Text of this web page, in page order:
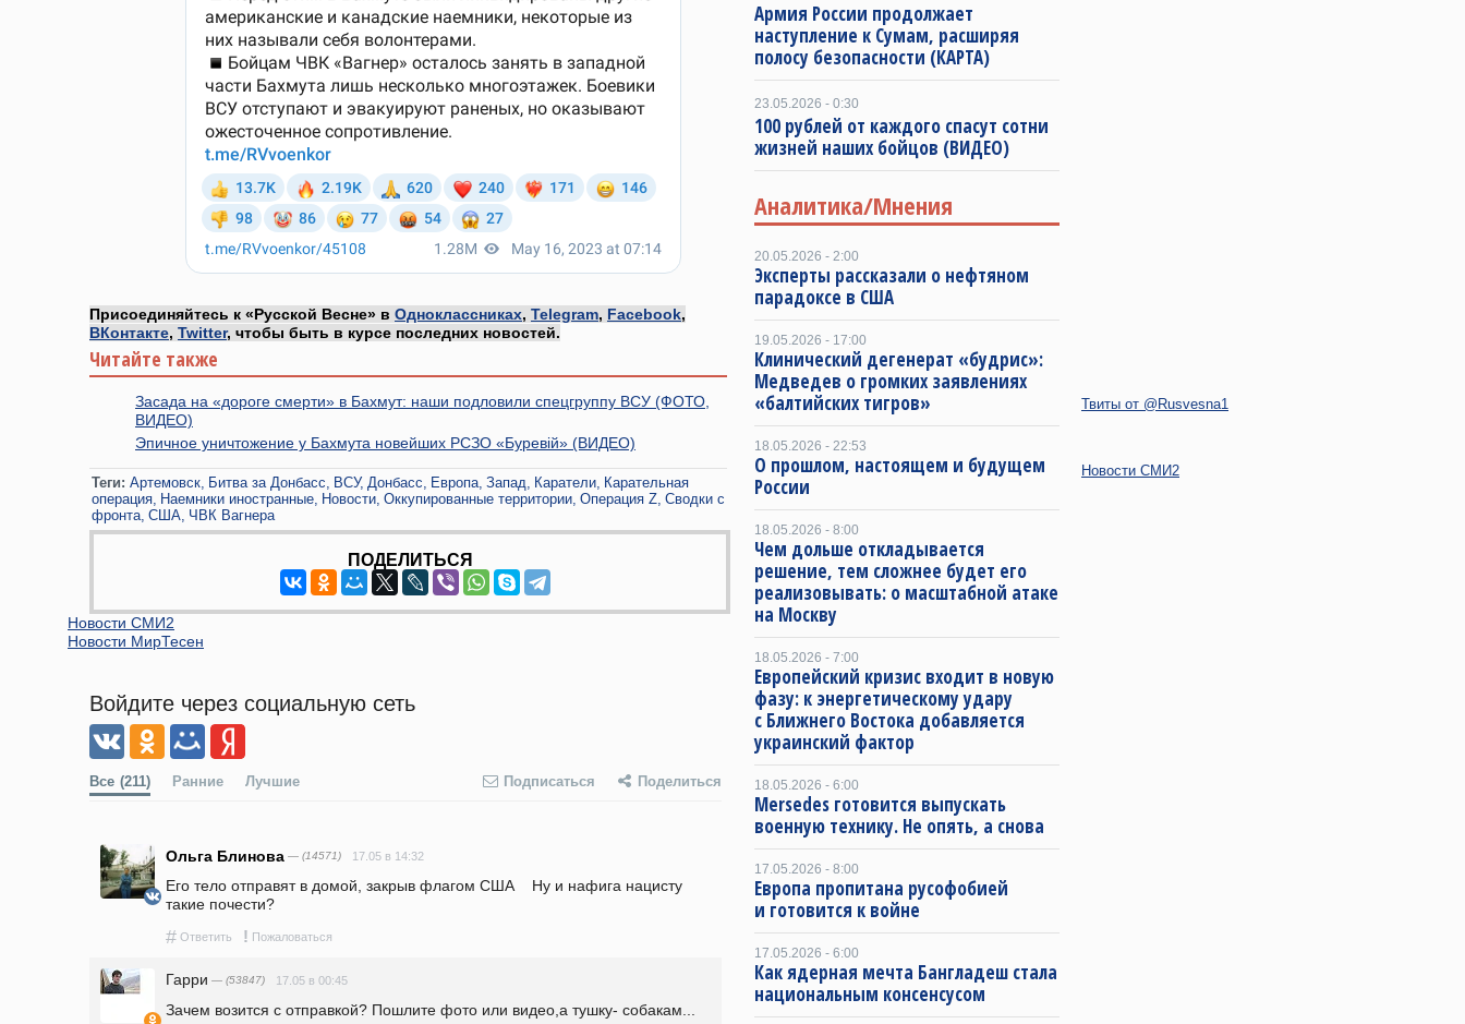
Присоединяйтесь к «Русской Весне» в Одноклассниках, Telegram, Facebook,
ВКонтакте, Twitter, чтобы быть в курсе последних новостей.
Читайте также
Засада на «дороге смерти» в Бахмут: наши подловили спецгруппу ВСУ (ФОТО,
ВИДЕО)
Эпичное уничтожение у Бахмута новейших РСЗО «Буревій» (ВИДЕО)
Теги: Артемовск Битва за Донбасс ВСУ Донбасс Европа Запад Каратели Карательная
операция Наемники иностранные Новости Оккупированные территории Операция Z Сводки с
фронта США ЧВК Вагнера
ПОДЕЛИТЬСЯ
Новости СМИ2
Новости МирТесен
Войдите через социальную сеть
Все (211) Ранние Лучшие Подписаться Поделиться
Ольга Блинова — (14571) 17.05 в 14:32
Его тело отправят в домой, закрыв флагом США    Ну и нафига нацисту
такие почести?
# Ответить ! Пожаловаться
Гарри — (53847) 17.05 в 00:45
Зачем возится с отправкой? Пошлите фото или видео,а тушку- собакам...
Армия России продолжает
наступление к Сумам, расширяя
полосу безопасности (КАРТА)
23.05.2026 - 0:30
100 рублей от каждого спасут сотни
жизней наших бойцов (ВИДЕО)
Аналитика/Мнения
20.05.2026 - 2:00
Эксперты рассказали о нефтяном
парадоксе в США
19.05.2026 - 17:00
Клинический дегенерат «будрис»:
Медведев о громких заявлениях
«балтийских тигров»
18.05.2026 - 22:53
О прошлом, настоящем и будущем
России
18.05.2026 - 8:00
Чем дольше откладывается
решение, тем сложнее будет его
реализовывать: о масштабной атаке
на Москву
18.05.2026 - 7:00
Европейский кризис входит в новую
фазу: к энергетическому удару
с Ближнего Востока добавляется
украинский фактор
18.05.2026 - 6:00
Mersedes готовится выпускать
военную технику. Не опять, а снова
17.05.2026 - 8:00
Европа пропитана русофобией
и готовится к войне
17.05.2026 - 6:00
Как ядерная мечта Бангладеш стала
национальным консенсусом
Твиты от @Rusvesna1
Новости СМИ2